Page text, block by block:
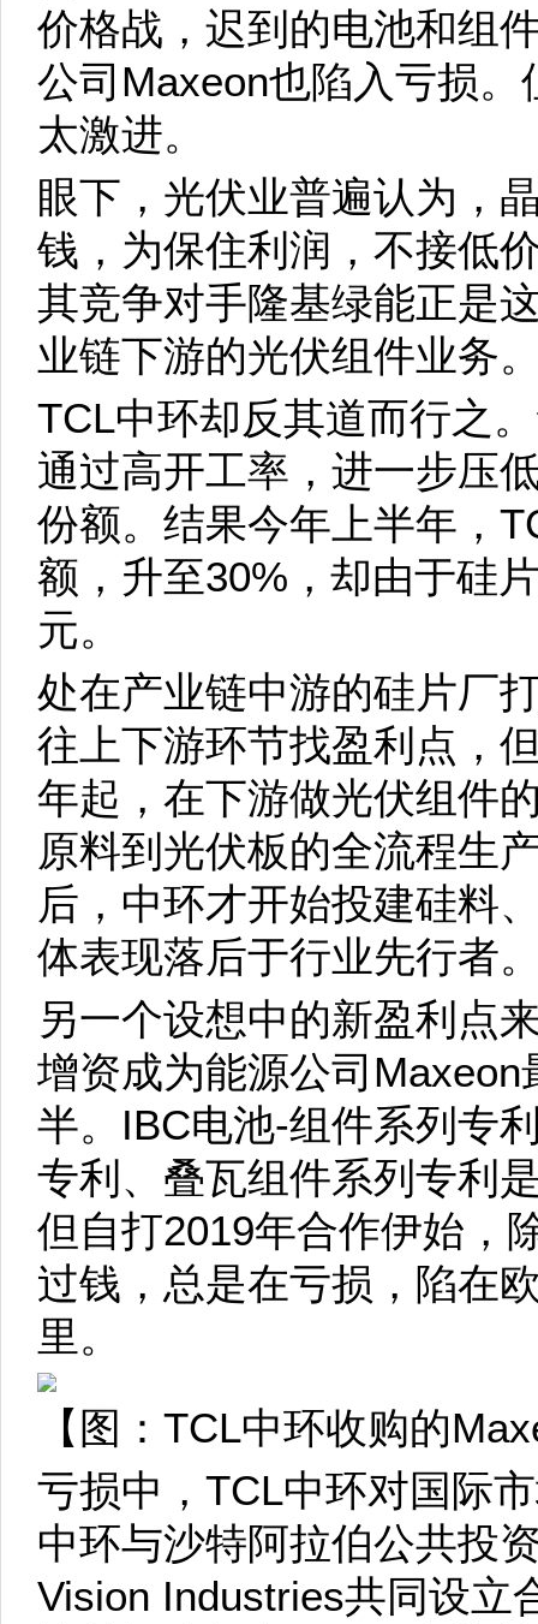
价格战，迟到的电池和组
公司Maxeon也陷入亏损
太激进。
眼下，光伏业普遍认为，
钱，为保住利润，不接低
其竞争对手隆基绿能正是
业链下游的光伏组件业务
TCL中环却反其道而行之
通过高开工率，进一步压
份额。结果今年上半年，
额，升至30%，却由于硅
元。
处在产业链中游的硅片厂
往上下游环节找盈利点，
年起，在下游做光伏组件
原料到光伏板的全流程生
后，中环才开始投建硅料
体表现落后于行业先行者
另一个设想中的新盈利点
增资成为能源公司
半。IBC电池-组件系列专
专利、叠瓦组件系列专利
但自打2019年合作伊始，
过钱，总是在亏损，陷在
里。
【图：TCL中环收购的
亏损中，TCL中环对国际
中环与沙特阿拉伯公共投
Vision Industries共同设立